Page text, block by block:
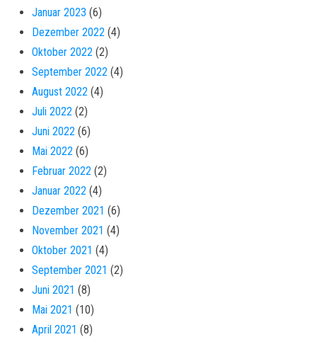
Januar 2023 (6)
Dezember 2022 (4)
Oktober 2022 (2)
September 2022 (4)
August 2022 (4)
Juli 2022 (2)
Juni 2022 (6)
Mai 2022 (6)
Februar 2022 (2)
Januar 2022 (4)
Dezember 2021 (6)
November 2021 (4)
Oktober 2021 (4)
September 2021 (2)
Juni 2021 (8)
Mai 2021 (10)
April 2021 (8)